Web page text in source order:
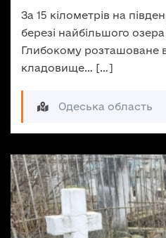
За 15 кілометрів на
березі найбільшого
Глибокому розташоване
кладовище… […]
Одеська область